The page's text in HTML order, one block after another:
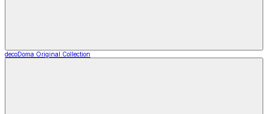
decoDoma Original Collection